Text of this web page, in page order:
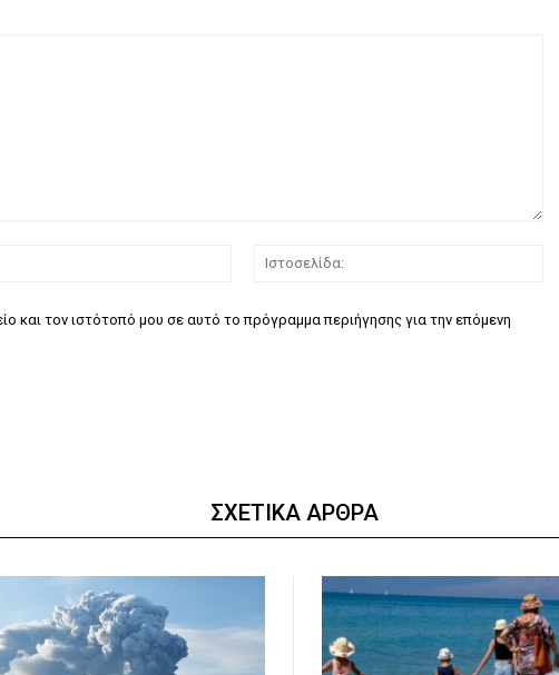
Email:*
και τον ιστότοπό μου σε αυτό το πρόγραμμα περιήγησης για την επόμενη
ΣΧΕΤΙΚΑ ΑΡΘΡΑ